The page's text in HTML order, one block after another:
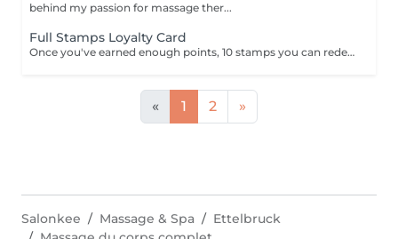
behind my passion for massage ther...
Full Stamps Loyalty Card
Once you've earned enough points, 10 stamps you can redeem them for a discount 30 minutes free.
« 1 2 »
Salonkee Massage & Spa
Ettelbruck